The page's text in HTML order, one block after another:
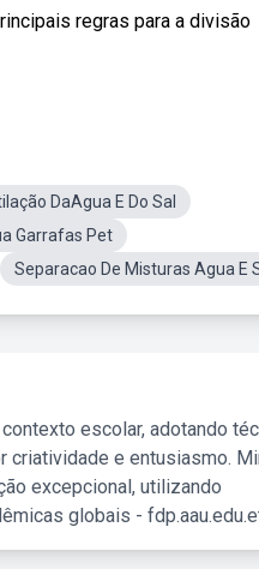
regras para a divisão
DaAgua E Do Sal
Garrafas Pet
Separacao De Misturas Agua E
escolar, adotando
criatividade e entusiasmo.
excepcional, utilizando
globais -